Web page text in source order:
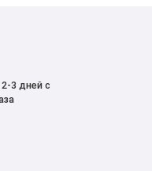
3 дней с